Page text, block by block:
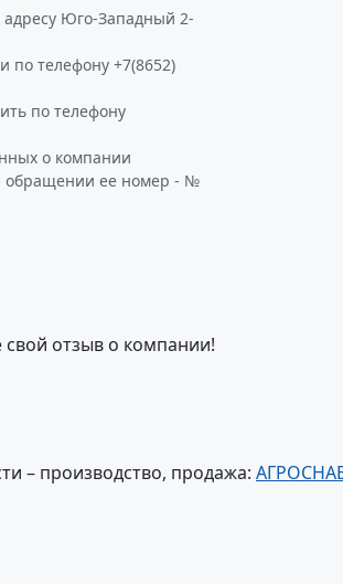
Юго-Западный 2-
по телефону +7(8652)
по телефону
о компании
обращении ее номер - №
отзыв о компании!
– производство, продажа: